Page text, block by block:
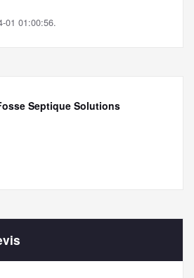
01 01:00:56.
Septique Solutions